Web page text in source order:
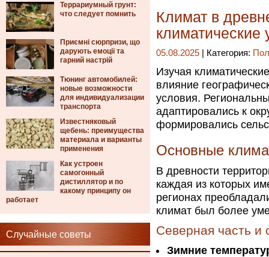
Террариумный грунт:
что следует помнить
Приємні сюрпризи, що
дарують емоції та
гарний настрій
Тюнинг автомобилей:
новые возможности
для индивидуализации
транспорта
Известняковый
щебень: преимущества
материала и варианты
применения
Как устроен
самогонный
дистиллятор и по
какому принципу он
работает
Случайные советы
Климат в
климатические
05.08.2025 | Категория:
Изучая
влияние
условия.
адаптировались к
формировались
Основные
В древности
каждая из которых
регионах
климат был более
Северная часть и
Зимние